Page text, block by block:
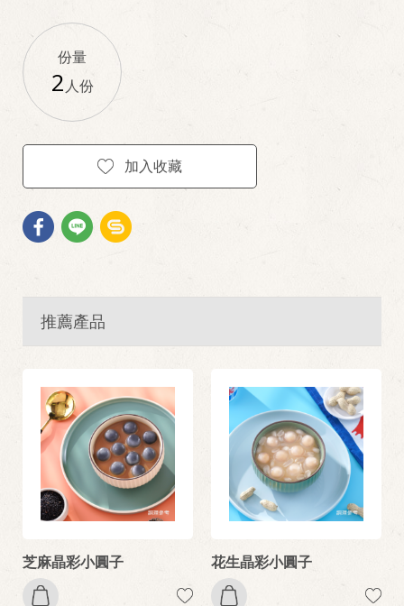
份量
2人份
加入收藏
推薦產品
芝麻晶彩小圓子 花生晶彩小圓子